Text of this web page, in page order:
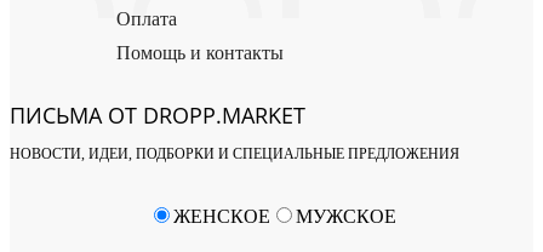
Оплата
Помощь и контакты
ПИСЬМА ОТ DROPP.MARKET
НОВОСТИ, ИДЕИ, ПОДБОРКИ И СПЕЦИАЛЬНЫЕ ПРЕДЛОЖЕНИЯ
ЖЕНСКОЕ МУЖСКОЕ